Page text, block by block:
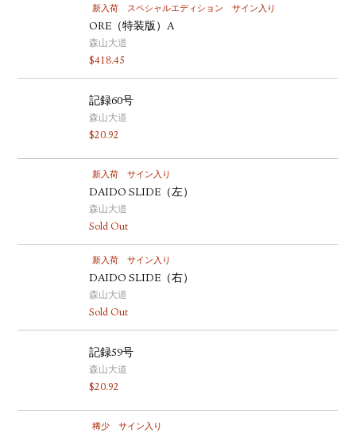
新入荷 スペシャルエディション サイン入り
ORE（特装版）A
森山大道
$418.45
記録60号
森山大道
$20.92
新入荷 サイン入り
DAIDO SLIDE（左）
森山大道
Sold Out
新入荷 サイン入り
DAIDO SLIDE（右）
森山大道
Sold Out
記録59号
森山大道
$20.92
稀少 サイン入り